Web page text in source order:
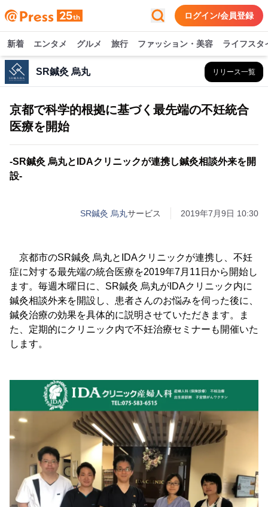
ログイン/会員登録
新着 エンタメ グルメ 旅行 ファッション・美容 ライフスタ
SR鍼灸 烏丸 リリース一覧
京都で科学的根拠に基づく最先端の不妊統合
医療を開始
-SR鍼灸 烏丸とIDAクリニックが連携し鍼灸相談外来を開
設-
SR鍼灸 烏丸サービス 2019年7月9日 10:30
京都市のSR鍼灸 烏丸とIDAクリニックが連携し、不妊
症に対する最先端の統合医療を2019年7月11日から開始し
ます。毎週木曜日に、SR鍼灸 烏丸がIDAクリニック内に
鍼灸相談外来を開設し、患者さんのお悩みを伺った後に、
鍼灸治療の効果を具体的に説明させていただきます。ま
た、定期的にクリニック内で不妊治療セミナーも開催いた
します。